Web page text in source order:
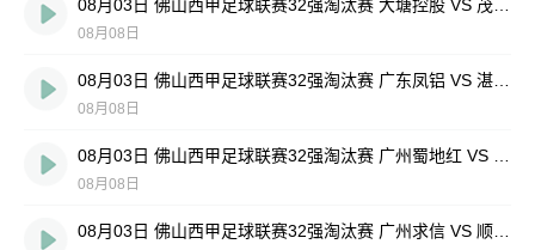
08月08日
08月08日
08月08日